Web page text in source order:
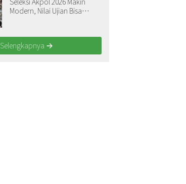
Modern, Nilai Ujian Bisa
Selengkapnya